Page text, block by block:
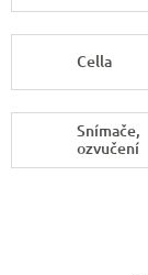
Cella
Snímače,
ozvučení